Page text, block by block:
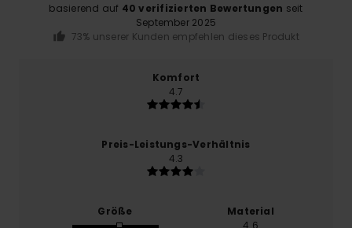
basierend auf 40 verifizierten Bewertungen seit
September 2025
73% unserer Kunden empfehlen dieses Produkt
Komfort
4.7
Preis-Leistungs-Verhältnis
4.3
Größe
Material
4.6